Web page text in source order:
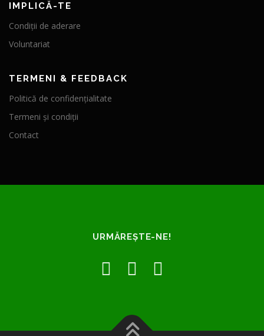
IMPLICĂ-TE
Condiții de aderare
Voluntariat
TERMENI & FEEDBACK
Politică de confidențialitate
Termeni și condiții
Contact
URMĂREȘTE-NE!